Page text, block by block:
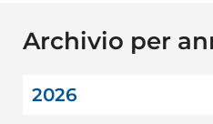
Archivio per
2026